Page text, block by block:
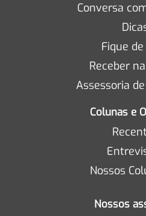
Conversa
Fique
Receber
Assessoria
Colunas e
Nossos
Nossos